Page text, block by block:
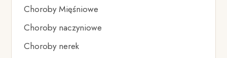
Choroby Mięśniowe
Choroby naczyniowe
Choroby nerek